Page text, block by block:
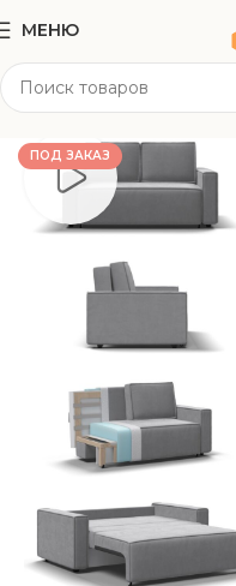
МЕНЮ
Мягкая мебель
ПОД ЗАКАЗ